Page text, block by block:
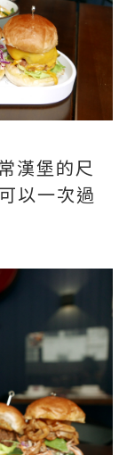
漢堡的尺
以一次過